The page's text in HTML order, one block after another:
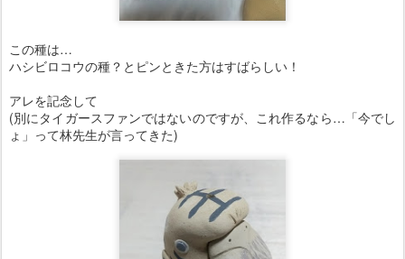
この種は…
ハシビロコウの種？とピンときた方はすばらしい！
アレを記念して
(別にタイガースファンではないのですが、これ作るなら…「今でし
ょ」って林先生が言ってきた)